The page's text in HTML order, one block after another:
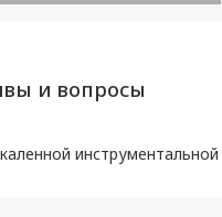
и вопросы
инструментальной